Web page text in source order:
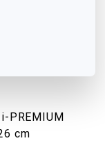
PREMIUM
cm